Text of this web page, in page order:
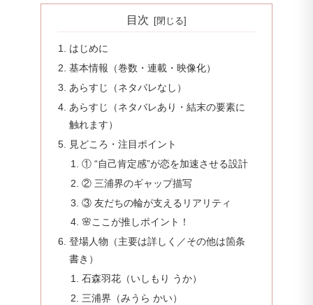
目次
はじめに
基本情報（巻数・連載・映像化）
あらすじ（ネタバレなし）
あらすじ（ネタバレあり・結末の要素に
触れます）
見どころ・注目ポイント
① “自己肯定感”が恋を加速させる設計
② 三浦界のギャップ描写
③ 友だちの輪が支えるリアリティ
🌸ここが推しポイント！
登場人物（主要は詳しく／その他は箇条
書き）
石森羽花（いしもり うか）
三浦界（みうら かい）